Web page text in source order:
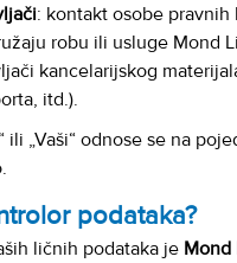
: kontakt osobe
robu ili usluge Mond
kancelarijskog
itd.).
ili „Vaši“ odnose se na
podataka?
ličnih podataka je Mond